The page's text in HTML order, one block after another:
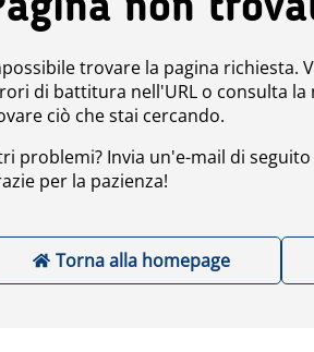
non
trovare la pagina richiesta.
di battitura nell'URL o consulta
ciò che stai cercando.
problemi? Invia un'e-mail di
per la pazienza!
Torna alla homepage